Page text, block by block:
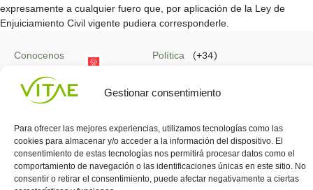
Gestionar consentimiento
Para ofrecer las mejores experiencias, utilizamos tecnologías como las
cookies para almacenar y/o acceder a la información del dispositivo. El
consentimiento de estas tecnologías nos permitirá procesar datos como el
comportamiento de navegación o las identificaciones únicas en este sitio. No
consentir o retirar el consentimiento, puede afectar negativamente a ciertas
expresamente a cualquier fuero que, por aplicación de la Ley de
Enjuiciamiento Civil vigente pudiera corresponderle.
Conocenos
internaciona
Área
profesional
Política
Política
Cookies
Política
de
Calidad
(+34)
700